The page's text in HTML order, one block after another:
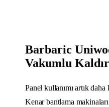
Barbaric
Vakumlu
Panel kullanımı artık daha
Kenar bantlama